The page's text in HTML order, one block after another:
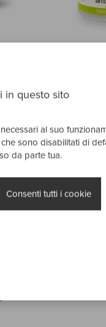
OLIVE
in questo sito
al suo
sono disabilitati di
da parte tua.
Consenti tutti i cookie